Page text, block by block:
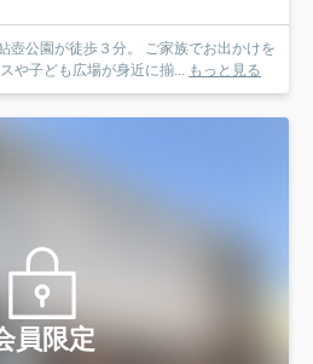
壺公園が徒歩３分。 ご家族でお出かけを
壺テラスや子ども広場が身近に揃... もっと見る
員限定